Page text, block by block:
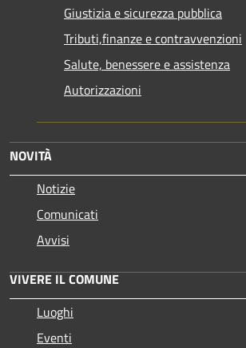
Giustizia e sicurezza pubblica
Tributi,finanze e contravvenzioni
Salute, benessere e assistenza
Autorizzazioni
NOVITÀ
Notizie
Comunicati
Avvisi
VIVERE IL COMUNE
Luoghi
Eventi